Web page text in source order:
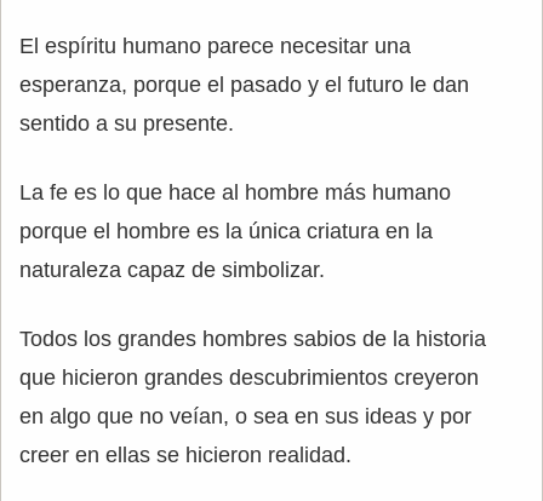
El espíritu humano parece necesitar una
esperanza, porque el pasado y el futuro le dan
sentido a su presente.
La fe es lo que hace al hombre más humano
porque el hombre es la única criatura en la
naturaleza capaz de simbolizar.
Todos los grandes hombres sabios de la historia
que hicieron grandes descubrimientos creyeron
en algo que no veían, o sea en sus ideas y por
creer en ellas se hicieron realidad.